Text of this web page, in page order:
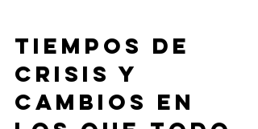
Tiempos de
crisis y
cambios en